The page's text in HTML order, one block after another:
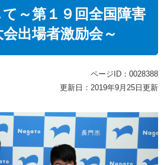
～第１９回全国障害
出場者激励会～
ページID：0028388
更新日：2019年9月25日更新